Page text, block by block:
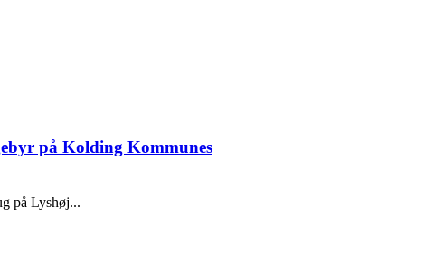
på Kolding Kommunes
på Lyshøj...